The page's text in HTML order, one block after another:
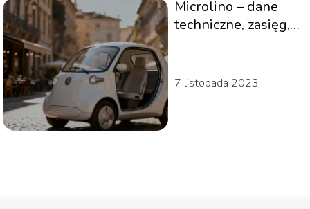
Microlino – dane
techniczne, zasięg,
7 listopada 2023